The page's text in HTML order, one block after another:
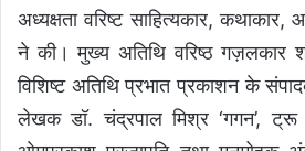
अध्यक्षता वरिष्ट साहित्यकार,
ने की। मुख्य अतिथि वरिष्ठ गज़लकार
विशिष्ट अतिथि प्रभात प्रकाशन के
लेखक डॉ. चंद्रपाल मिश्र ‘गगन’, ट्रू